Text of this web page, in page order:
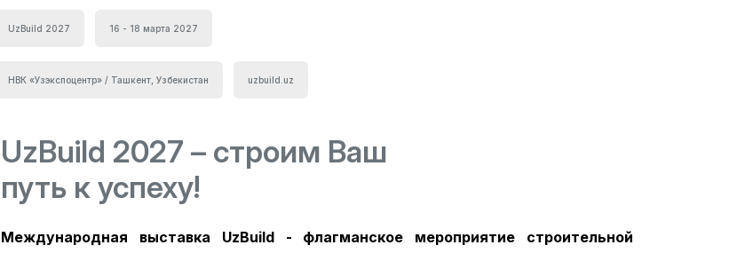
UzBuild 2027 16 - 18 марта 2027
НВК «Узэкспоцентр» / Ташкент, Узбекистан uzbuild.uz
UzBuild 2027 – строим Ваш
путь к успеху!
Международная выставка UzBuild - флагманское мероприятие строительной